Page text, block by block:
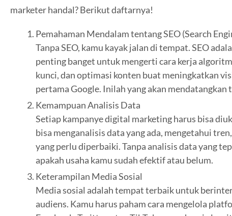
marketer handal? Berikut daftarnya!
Pemahaman Mendalam tentang SEO (Search
Tanpa SEO, kamu kayak jalan di tempat. SEO
penting banget untuk mengerti cara kerja
kunci, dan optimasi konten buat meningkatkan
pertama Google. Inilah yang akan mendatangkan
Kemampuan Analisis Data
Setiap kampanye digital marketing harus bisa
bisa menganalisis data yang ada, mengetahui
yang perlu diperbaiki. Tanpa analisis data yang
apakah usaha kamu sudah efektif atau belum.
Keterampilan Media Sosial
Media sosial adalah tempat terbaik untuk
audiens. Kamu harus paham cara mengelola